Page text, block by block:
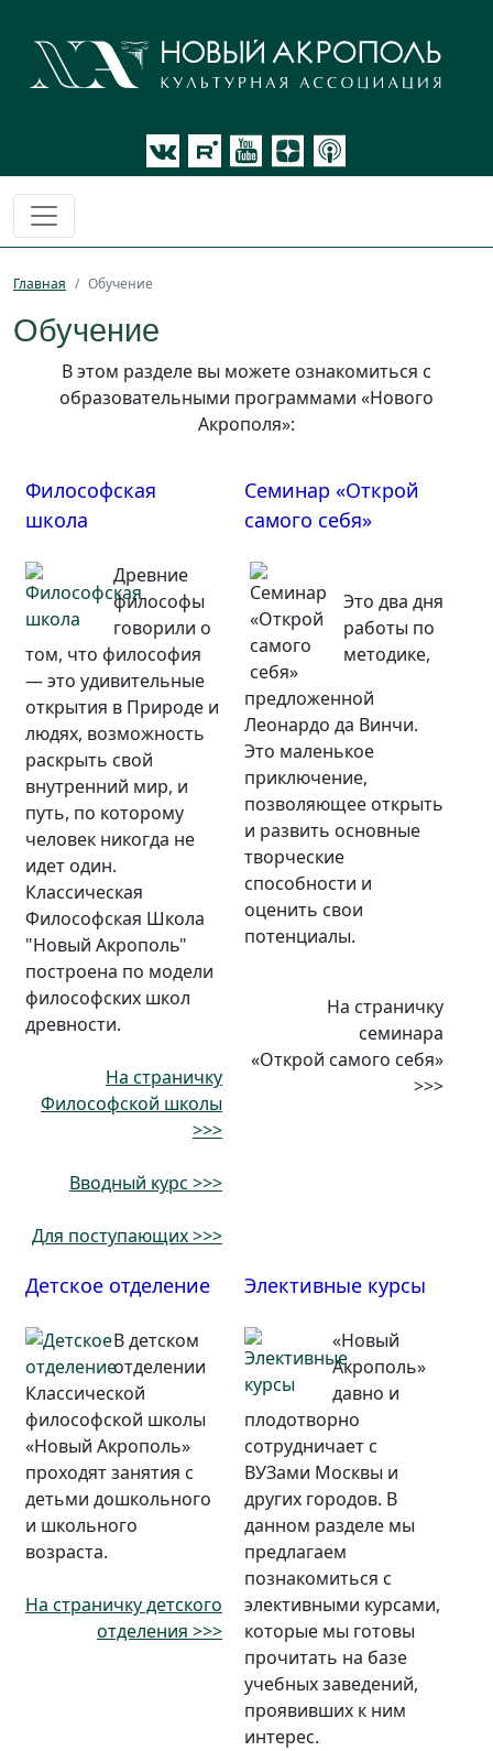
Главная Обучение
Обучение
В этом разделе вы можете ознакомиться с
образовательными программами «Нового
Акрополя»:
Философская
школа
Древние
философы
говорили о
том, что философия
— это удивительные
открытия в Природе и
людях, возможность
раскрыть свой
внутренний мир, и
путь, по которому
человек никогда не
идет один.
Классическая
Философская Школа
"Новый Акрополь"
построена по модели
философских школ
древности.
На страничку
Философской школы
>>>
Вводный курс >>>
Для поступающих >>>
Семинар «Открой
самого себя»
Это два дня
работы по
методике,
предложенной
Леонардо да Винчи.
Это маленькое
приключение,
позволяющее открыть
и развить основные
творческие
способности и
оценить свои
потенциалы.
На страничку
семинара
«Открой самого себя»
>>>
Детское отделение
В детском
отделении
Классической
философской школы
«Новый Акрополь»
проходят занятия с
детьми дошкольного
и школьного
возраста.
На страничку детского
отделения >>>
Элективные курсы
«Новый
Акрополь»
давно и
плодотворно
сотрудничает с
ВУЗами Москвы и
других городов. В
данном разделе мы
предлагаем
познакомиться с
элективными курсами,
которые мы готовы
прочитать на базе
учебных заведений,
проявивших к ним
интерес.